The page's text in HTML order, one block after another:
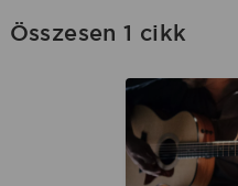
Összesen 1 cikk